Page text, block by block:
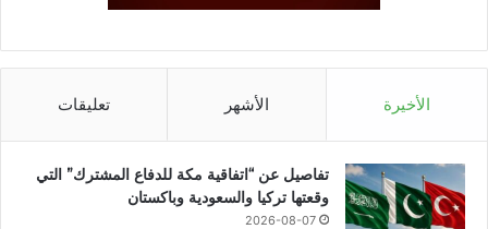
الأخيرة الأشهر تعليقات
تفاصيل عن “اتفاقية مكة للدفاع المشترك” التي
وقعتها تركيا والسعودية وباكستان
2026-08-07